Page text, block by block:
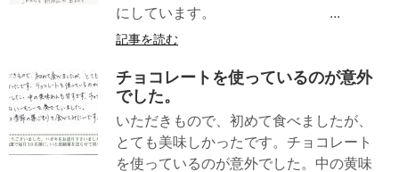
にしています。 ...
記事を読む
チョコレートを使っているのが意外
でした。
いただきもので、初めて食べましたが、
とても美味しかったです。チョコレート
を使っているのが意外でした。中の黄味